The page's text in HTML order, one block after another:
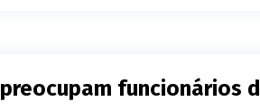
funcionários